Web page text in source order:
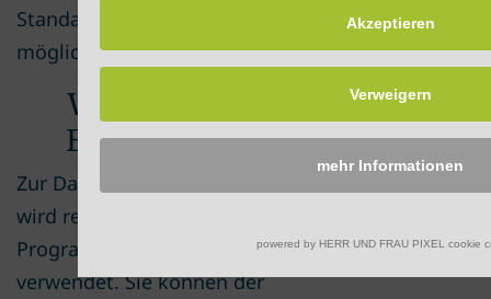
Standardschriften nicht
möglich sein.
Widerruf der
Einwilligung:
Zur Darstellung der Inhalte
wird regelmäßig die
Programmiersprache JavaScript
verwendet. Sie können der
Akzeptieren
Verweigern
mehr Informationen
powered by HERR UND FRAU PIXEL cookie